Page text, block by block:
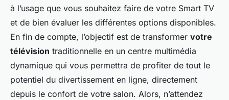
à l’usage que vous souhaitez faire de votre Smart TV
et de bien évaluer les différentes options disponibles.
En fin de compte, l’objectif est de transformer votre
télévision traditionnelle en un centre multimédia
dynamique qui vous permettra de profiter de tout le
potentiel du divertissement en ligne, directement
depuis le confort de votre salon. Alors, n’attendez